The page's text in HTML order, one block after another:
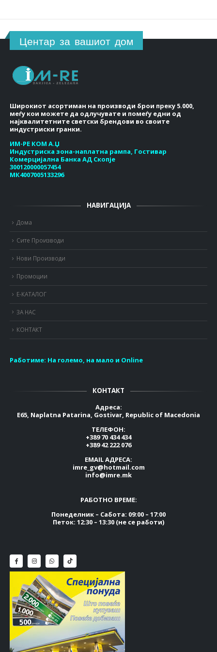
Центар за вашиот дом
Широкиот асортиман на производи брои преку 5.000,
меѓу кои можете да одлучувате и помеѓу едни од
најквалитетните светски брендови во своите
индустриски гранки.
ИМ-РЕ КОМ А.Џ
Индустриска зона-наплатна рампа, Гостивар
Комерцијална Банка АД Скопје
300120000057454
МК4007005133296
НАВИГАЦИЈА
Дома
Сите Производи
Нови Производи
Промоции
Е-КАТАЛОГ
ЗА НАС
КОНТАКТ
Работиме: На големо, на мало и Online
КОНТАКТ
Адреса:
E65, Naplatna Patarina, Gostivar, Republic of Macedonia
ТЕЛЕФОН:
+389 70 434 434
+389 42 222 076
EMAIL АДРЕСА:
imre_gv@hotmail.com
info@imre.mk
РАБОТНО ВРЕМЕ:
Понеделник – Сабота: 09:00 – 17:00
Петок: 12:30 – 13:30 (не се работи)